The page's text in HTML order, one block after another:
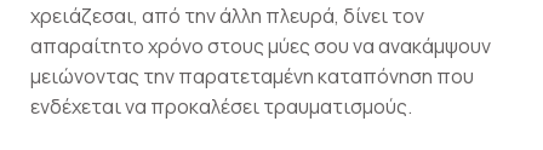
χρειάζεσαι, από την άλλη πλευρά, δίνει τον
απαραίτητο χρόνο στους μύες σου να ανακάμψουν
μειώνοντας την παρατεταμένη καταπόνηση που
ενδέχεται να προκαλέσει τραυματισμούς.